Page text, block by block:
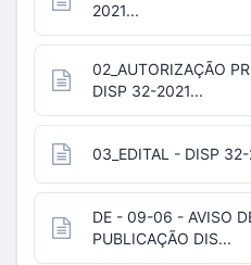
2021...
02_AUTORIZAÇÃO
DISP 32-2021...
03_EDITAL - DISP
DE - 09-06 - AVISO
PUBLICAÇÃO DIS...